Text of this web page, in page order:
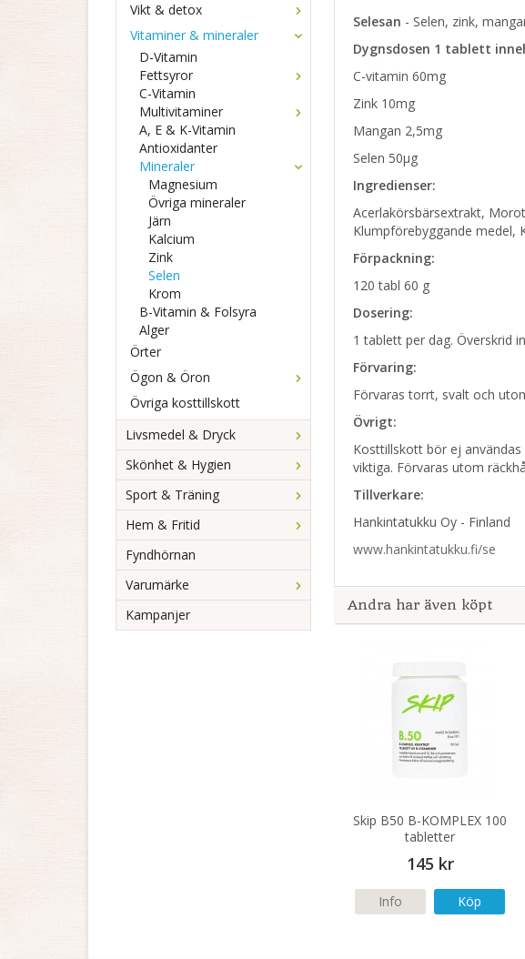
Vikt & detox
Vitaminer & mineraler
D-Vitamin
Fettsyror
C-Vitamin
Multivitaminer
A, E & K-Vitamin
Antioxidanter
Mineraler
Magnesium
Övriga mineraler
Järn
Kalcium
Zink
Selen
Krom
B-Vitamin & Folsyra
Alger
Örter
Ögon & Öron
Övriga kosttillskott
Livsmedel & Dryck
Skönhet & Hygien
Sport & Träning
Hem & Fritid
Fyndhörnan
Varumärke
Kampanjer
Selesan - Selen, zink,
Dygnsdosen 1 tablett
C-vitamin 60mg
Zink 10mg
Mangan 2,5mg
Selen 50µg
Ingredienser:
Acerlakörsbärsextrakt,
Klumpförebyggande medel,
Förpackning:
120 tabl 60 g
Dosering:
1 tablett per dag. Överskrid
Förvaring:
Förvaras torrt, svalt och
Övrigt:
Kosttillskott bör ej
viktiga. Förvaras utom
Tillverkare:
Hankintatukku Oy - Finland
www.hankintatukku.fi/se
Andra har även köpt
Skip B50 B-KOMPLEX 100
tabletter
145 kr
Info Köp